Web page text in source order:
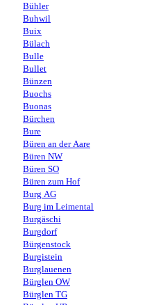
Bühler
Buhwil
Buix
Bülach
Bulle
Bullet
Bünzen
Buochs
Buonas
Bürchen
Bure
Büren an der Aare
Büren NW
Büren SO
Büren zum Hof
Burg AG
Burg im Leimental
Burgäschi
Burgdorf
Bürgenstock
Burgistein
Burglauenen
Bürglen OW
Bürglen TG